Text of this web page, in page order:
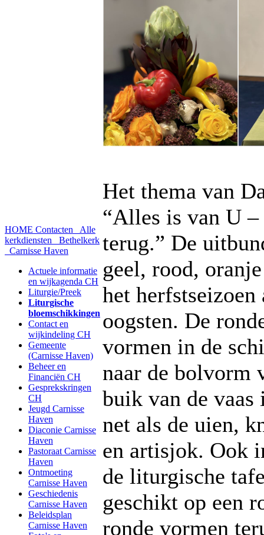
HOME Contacten
Alle
kerkdiensten
Bethelkerk
Carnisse Haven
Actuele informatie
en wijkagenda CH
Liturgie/Preek
Liturgische
bloemschikkingen
Contact en
wijkindeling CH
Gemeente
(Carnisse Haven)
Beheer en
Financiën CH
Gesprekskringen
CH
Jeugd Carnisse
Haven
Diaconie Carnisse
Haven
Pastoraat Carnisse
Haven
Ontmoeting
Carnisse Haven
Geschiedenis
Carnisse Haven
Beleidsplan
Carnisse Haven
Het thema van
“Alles is van U
terug.” De
geel, rood,
het herfstseizoen
oogsten. De
vormen in de
naar de bolvorm
buik van de vaas
net als de uien,
en artisjok. Ook
de liturgische
geschikt op een
ronde vormen